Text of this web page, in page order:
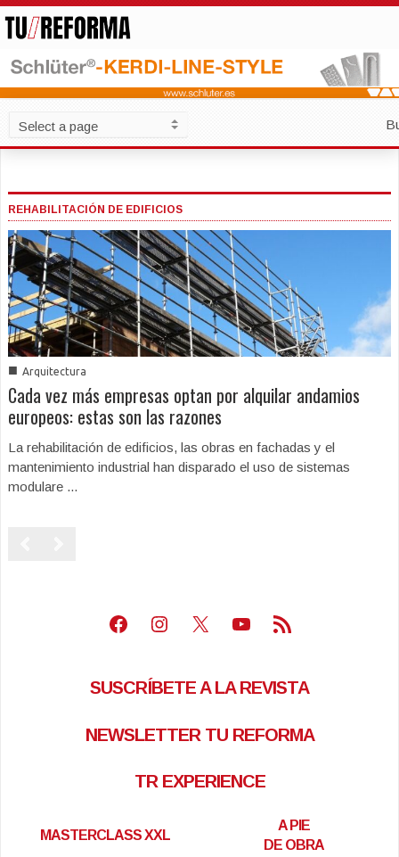
REHABILITACIÓN DE EDIFICIOS
■ Arquitectura
Cada vez más empresas optan por alquilar andamios
europeos: estas son las razones
La rehabilitación de edificios, las obras en fachadas y el
mantenimiento industrial han disparado el uso de sistemas
modulare ...
Facebook
Instagram
X Youtube
Feed RSS
SUSCRÍBETE A LA REVISTA
NEWSLETTER TU REFORMA
TR EXPERIENCE
MASTERCLASS XXL
A PIE
DE OBRA